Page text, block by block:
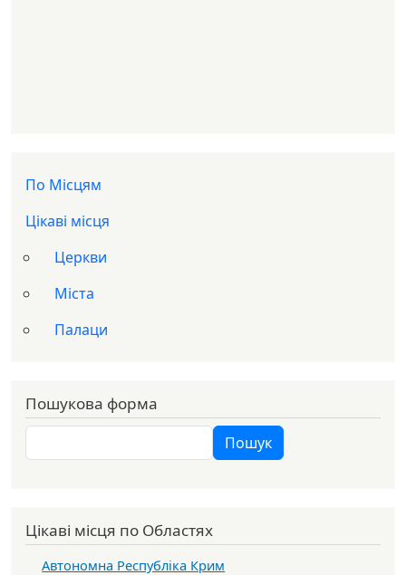
Доп меню
По Місцям
Цікаві місця
Церкви
Міста
Палаци
Пошукова форма
Пошук Пошук
Цікаві місця по Областях
Автономна Республіка Крим